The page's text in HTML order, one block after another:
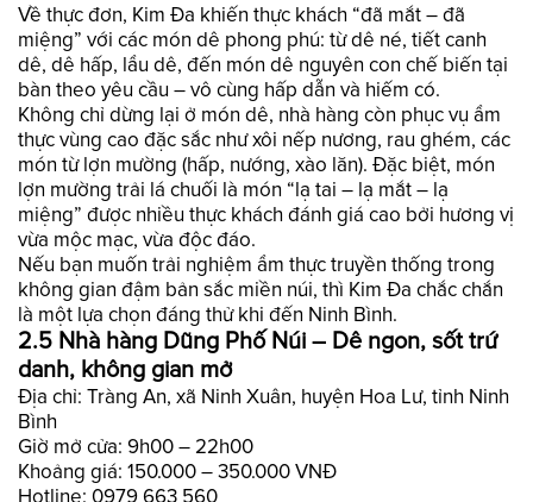
Về thực đơn, Kim Đa khiến thực khách “đã mắt – đã
miệng” với các món dê phong phú: từ dê né, tiết canh
dê, dê hấp, lẩu dê, đến món dê nguyên con chế biến tại
bàn theo yêu cầu – vô cùng hấp dẫn và hiếm có.
Không chỉ dừng lại ở món dê, nhà hàng còn phục vụ ẩm
thực vùng cao đặc sắc như xôi nếp nương, rau ghém, các
món từ lợn mường (hấp, nướng, xào lăn). Đặc biệt, món
lợn mường trải lá chuối là món “lạ tai – lạ mắt – lạ
miệng” được nhiều thực khách đánh giá cao bởi hương vị
vừa mộc mạc, vừa độc đáo.
Nếu bạn muốn trải nghiệm ẩm thực truyền thống trong
không gian đậm bản sắc miền núi, thì Kim Đa chắc chắn
là một lựa chọn đáng thử khi đến Ninh Bình.
2.5 Nhà hàng Dũng Phố Núi – Dê ngon, sốt trứ
danh, không gian mở
Địa chỉ: Tràng An, xã Ninh Xuân, huyện Hoa Lư, tỉnh Ninh
Bình
Giờ mở cửa: 9h00 – 22h00
Khoảng giá: 150.000 – 350.000 VNĐ
Hotline: 0979 663 560